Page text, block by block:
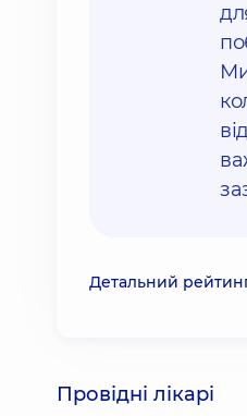
Детальний
Провідні лікарі